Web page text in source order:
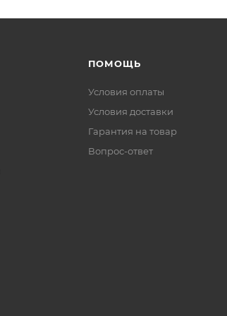
ПОМОЩЬ
Условия оплаты
Условия доставки
Гарантия на товар
Вопрос-ответ